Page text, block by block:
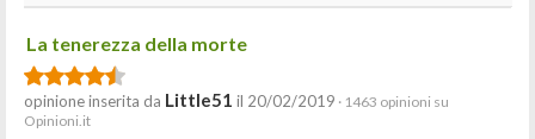
La tenerezza della morte
opinione inserita da Little51 il 20/02/2019 · 1463 opinioni su
Opinioni.it